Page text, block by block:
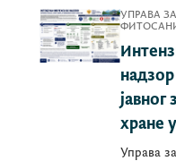
УПРАВА
јавног
хране
Управа